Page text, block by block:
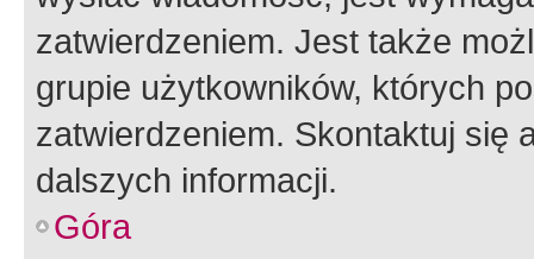
zatwierdzeniem. Jest także
grupie użytkowników, których
zatwierdzeniem. Skontaktuj się
dalszych informacji.
Góra